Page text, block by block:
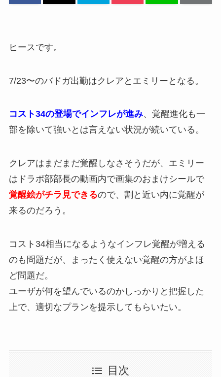
ヒースです。
7/23〜のバドガ出勤はクレアとエミリーとなる。
コスト34の登場でインフレが進み、覚醒進化も一
部を除いて強いとは言えない状況が続いている。
クレアはまだまだ覚醒しなさそうだが、エミリー
はドラポ部部長の動画内で画集のおまけシールで
覚醒絵がチラ見できるので、割と近い内に覚醒が
来るのだろう。
コスト34相当になるようなインフレ覚醒が増える
のも問題だが、まったく使えない覚醒の方がよほ
ど問題だ。
ユーザが何を望んでいるのかしっかりと把握した
上で、適切なプランを提示してもらいたい。
目次